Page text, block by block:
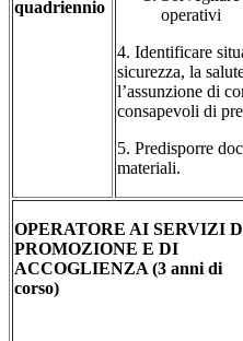
quadriennio
operativi
4. Identificare
sicurezza, la
l’assunzione di
consapevoli di
5. Predisporre
materiali.
OPERATORE AI SERVIZI
PROMOZIONE E DI
ACCOGLIENZA (3 anni di
corso)